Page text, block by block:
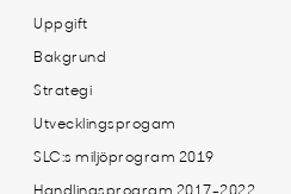
Uppgift
Bakgrund
Strategi
Utvecklingsprogam
SLC:s miljöprogram 2019